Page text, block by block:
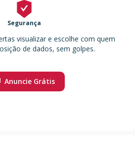
Segurança
visualizar e escolhe com quem
de dados, sem golpes.
Anuncie Grátis